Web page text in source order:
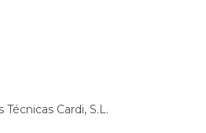
Técnicas Cardi, S.L.